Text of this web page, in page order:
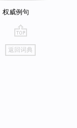
权威例句
go
top
返回词典